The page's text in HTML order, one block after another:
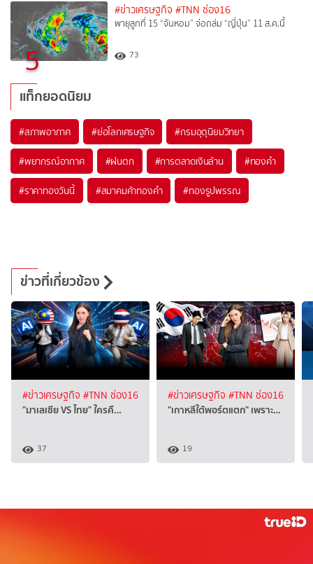
5
#ข่าวเศรษฐกิจ #TNN ช่อง16
พายุลูกที่ 15 “จันหอม” จ่อถล่ม “ญี่ปุ่น” 11 ส.ค.นี้
73
แท็กยอดนิยม
#สภาพอากาศ #ย่อโลกเศรษฐกิจ #กรมอุตุนิยมวิทยา
#พยากรณ์อากาศ #ฝนตก #การตลาดเงินล้าน #ทองคำ
#ราคาทองวันนี้ #สมาคมค้าทองคำ #ทองรูปพรรณ
ข่าวที่เกี่ยวข้อง
#ข่าวเศรษฐกิจ #TNN ช่อง16
"มาเลเซีย VS ไทย" ใครคื…
37
#ข่าวเศรษฐกิจ #TNN ช่อง16
"เกาหลีใต้พอร์ตแตก" เพราะ…
19